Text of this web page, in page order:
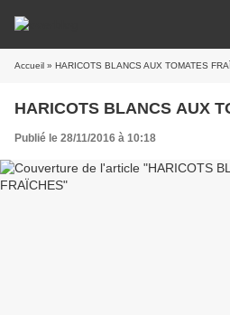
Accueil » HARICOTS BLANCS AUX TOMATES
HARICOTS BLANCS AUX
Publié le 28/11/2016 à 10:18